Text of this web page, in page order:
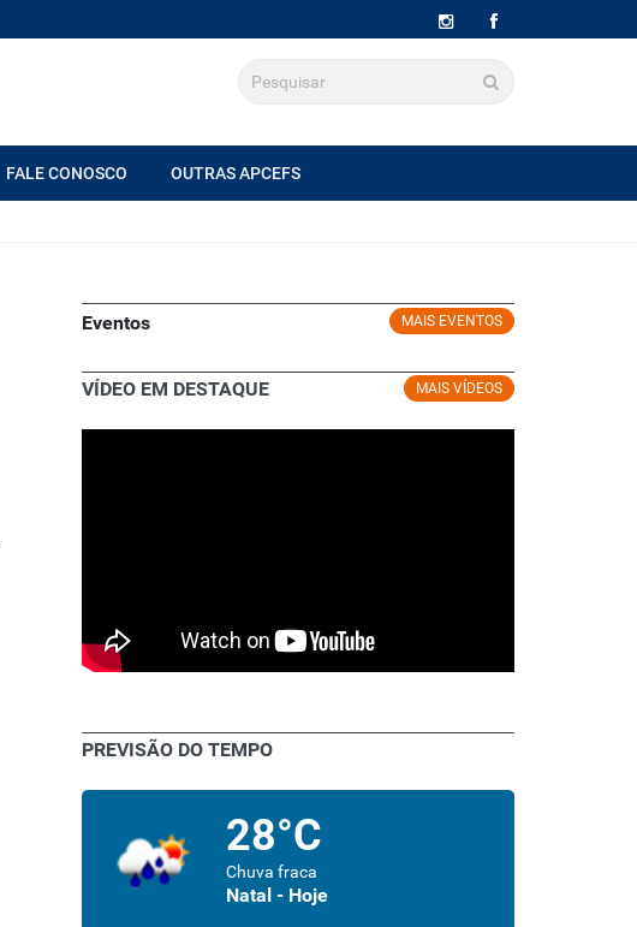
FALE CONOSCO OUTRAS APCEFS
MAIS EVENTOS
Eventos
MAIS VÍDEOS
VÍDEO EM DESTAQUE
PREVISÃO DO TEMPO
28°C
Chuva fraca
Natal - Hoje